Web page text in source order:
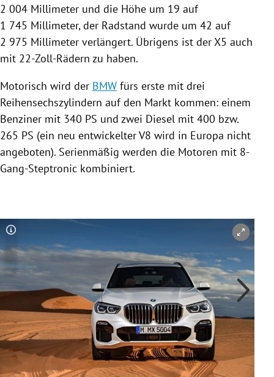
Untermenü
2 004 Millimeter und die Höhe um 19 auf
1 745 Millimeter, der Radstand wurde um 42 auf
2 975 Millimeter verlängert. Übrigens ist der X5 auch
mit 22-Zoll-Rädern zu haben.
Motorisch wird der BMW fürs erste mit drei
Reihensechszylindern auf den Markt kommen: einem
Benziner mit 340 PS und zwei Diesel mit 400 bzw.
265 PS (ein neu entwickelter V8 wird in Europa nicht
angeboten). Serienmäßig werden die Motoren mit 8-
Gang-Steptronic kombiniert.
Copyright-Hinweis öffnen/schließen